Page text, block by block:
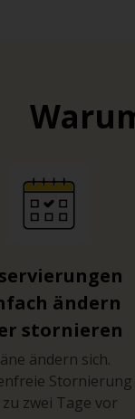
ändern
stornieren
ändern sich.
Stornierung
zu zwei Tage vor